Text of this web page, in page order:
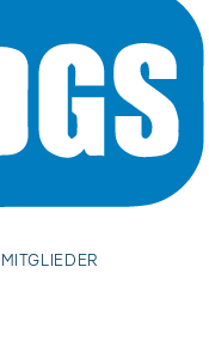
MITGLIEDER